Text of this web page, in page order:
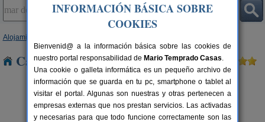
Alojamientos
Casas Rurales en Mar de Polanco
INFORMACIÓN BÁSICA SOBRE
COOKIES
Bienvenid@ a la información básica sobre las cookies de
nuestro portal responsabilidad de Mario Temprado Casas.
Una cookie o galleta informática es un pequeño archivo de
información que se guarda en tu pc, smartphone o tablet al
visitar el portal. Algunas son nuestras y otras pertenecen a
empresas externas que nos prestan servicios. Las activadas
y necesarias para que todo funcione correctamente son las